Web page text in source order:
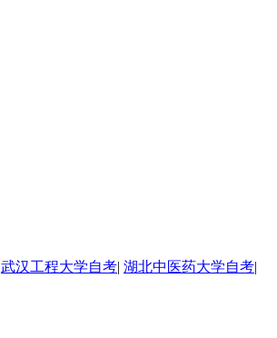
武汉工程大学自考| 湖北中医药大学自考|